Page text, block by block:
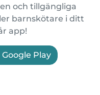
och tillgängliga
barnskötare i ditt
app!
Google Play